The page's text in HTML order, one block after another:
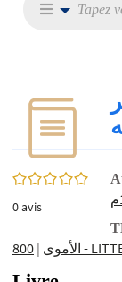
0/5
0avis
الأموى | 800 -